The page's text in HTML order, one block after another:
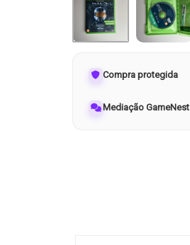
Compra protegida
Mediação GameNest